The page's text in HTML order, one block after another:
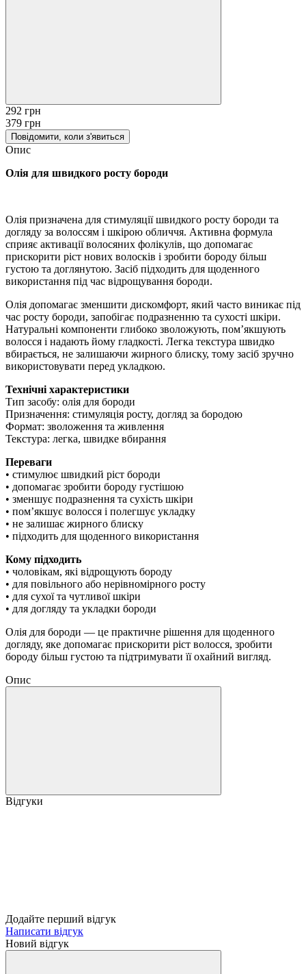
292 грн
379 грн
Повідомити, коли з'явиться
Опис
Олія для швидкого росту бороди
Олія призначена для стимуляції швидкого росту бороди та
догляду за волоссям і шкірою обличчя. Активна формула
сприяє активації волосяних фолікулів, що допомагає
прискорити ріст нових волосків і зробити бороду більш
густою та доглянутою. Засіб підходить для щоденного
використання під час відрощування бороди.
Олія допомагає зменшити дискомфорт, який часто виникає під
час росту бороди, запобігає подразненню та сухості шкіри.
Натуральні компоненти глибоко зволожують, пом’якшують
волосся і надають йому гладкості. Легка текстура швидко
вбирається, не залишаючи жирного блиску, тому засіб зручно
використовувати перед укладкою.
Технічні характеристики
Тип засобу: олія для бороди
Призначення: стимуляція росту, догляд за бородою
Формат: зволоження та живлення
Текстура: легка, швидке вбирання
Переваги
• стимулює швидкий ріст бороди
• допомагає зробити бороду густішою
• зменшує подразнення та сухість шкіри
• пом’якшує волосся і полегшує укладку
• не залишає жирного блиску
• підходить для щоденного використання
Кому підходить
• чоловікам, які відрощують бороду
• для повільного або нерівномірного росту
• для сухої та чутливої шкіри
• для догляду та укладки бороди
Олія для бороди — це практичне рішення для щоденного
догляду, яке допомагає прискорити ріст волосся, зробити
бороду більш густою та підтримувати її охайний вигляд.
Опис
Відгуки
Додайте перший відгук
Написати відгук
Новий відгук